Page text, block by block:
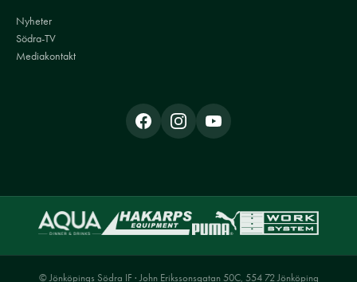
Nyheter
Södra-TV
Mediakontakt
© Jönköpings Södra IF · John Erikssonsgatan 50C, 554 72 Jönköping